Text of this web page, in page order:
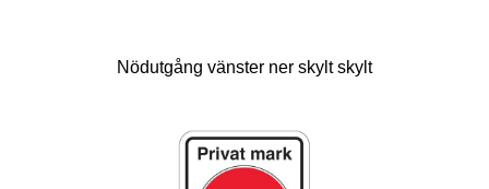
Nödutgång vänster ner skylt skylt